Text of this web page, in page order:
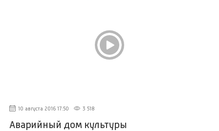
10 августа 2016 17:50 3 518
Аварийный дом культуры